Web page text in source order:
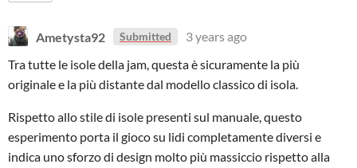
Ametysta92 Submitted
3 years ago
Tra tutte le isole della jam, questa è sicuramente la più
originale e la più distante dal modello classico di isola.
Rispetto allo stile di isole presenti sul manuale, questo
esperimento porta il gioco su lidi completamente diversi e
indica uno sforzo di design molto più massiccio rispetto alla